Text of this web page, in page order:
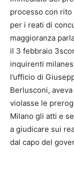
processo con
per i reati di
maggioranza
il 3 febbraio
inquirenti
l’ufficio di
Berlusconi,
violasse le
Milano gli atti e
a giudicare sui
dal capo del